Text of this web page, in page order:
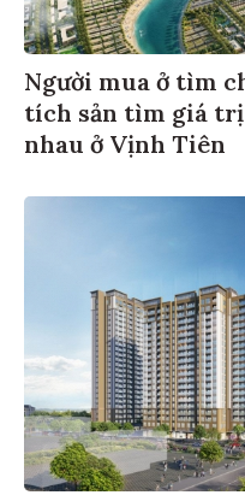
Người mua ở tìm
tích sản tìm giá
nhau ở Vịnh Tiên